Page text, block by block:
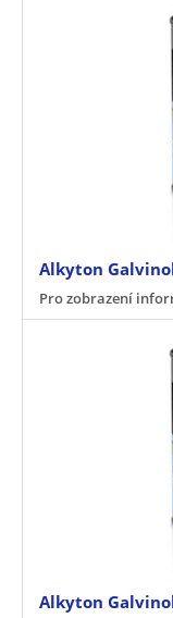
Alkyton
Pro zobrazení
Alkyton